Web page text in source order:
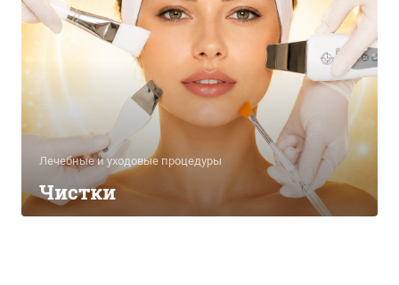
Лечебные и уходовые процедуры
Чистки